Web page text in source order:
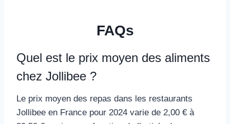
FAQs
Quel est le prix moyen des aliments
chez Jollibee ?
Le prix moyen des repas dans les restaurants
Jollibee en France pour 2024 varie de 2,00 € à